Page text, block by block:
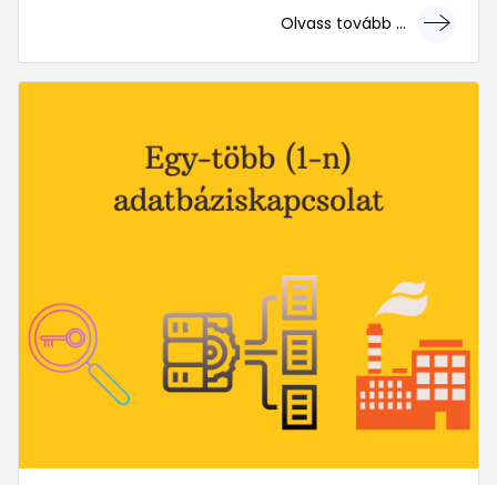
Olvass tovább ...
... mert megéri!